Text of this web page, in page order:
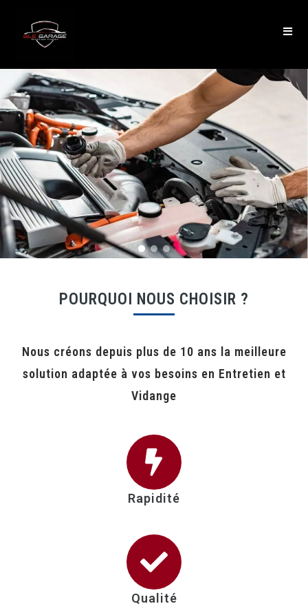
POURQUOI NOUS CHOISIR ?
Nous créons depuis plus de 10 ans la meilleure
solution adaptée à vos besoins en Entretien et
Vidange
Rapidité
Qualité